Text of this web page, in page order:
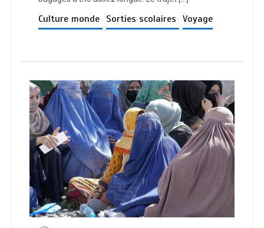
Culture monde Sorties scolaires Voyage